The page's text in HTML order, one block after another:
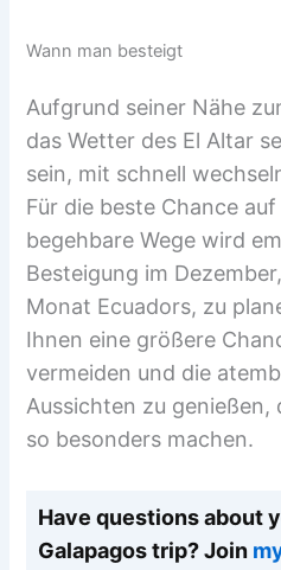
Wann man besteigt
Aufgrund seiner Nähe
das Wetter des El Altar
sein, mit schnell
Für die beste Chance
begehbare Wege wird
Besteigung im
Monat Ecuadors, zu
Ihnen eine größere
vermeiden und die
Aussichten zu genießen,
so besonders machen.
Have questions about
Galapagos trip? Join